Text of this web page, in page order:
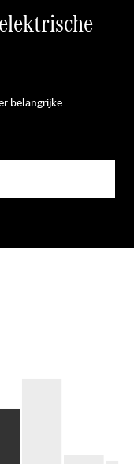
belangrijke